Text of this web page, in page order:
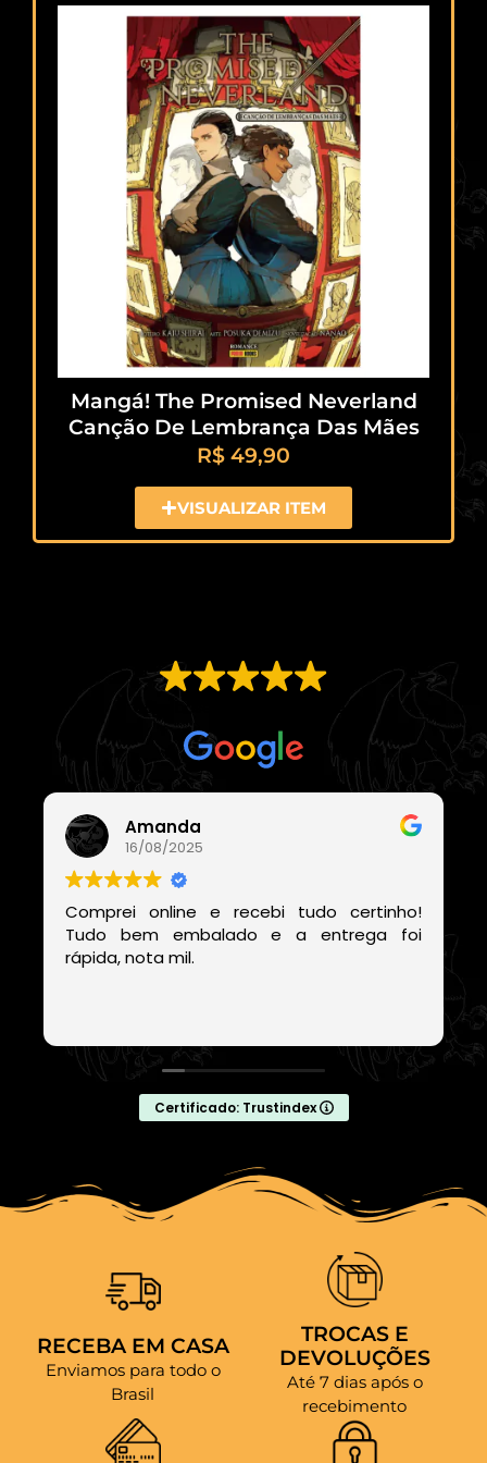
Mangá! The Promised Neverland
Canção De Lembrança Das Mães
R$ 49,90
VISUALIZAR ITEM
21 avaliações
Amanda
16/08/2025
Comprei online e recebi tudo certinho!
Tudo bem embalado e a entrega foi
rápida, nota mil.
Certificado: Trustindex
RECEBA EM CASA
Enviamos para todo o
Brasil
TROCAS E
DEVOLUÇÕES
Até 7 dias após o
recebimento